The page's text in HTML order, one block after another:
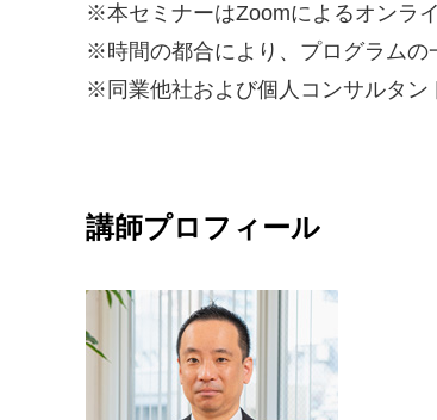
※本セミナーはZoomによるオンラ
※時間の都合により、プログラムの
※同業他社および個人コンサルタン
講師プロフィール